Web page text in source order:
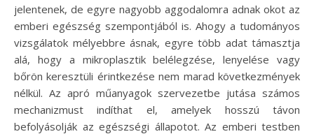
jelentenek, de egyre nagyobb aggodalomra adnak okot az
emberi egészség szempontjából is. Ahogy a tudományos
vizsgálatok mélyebbre ásnak, egyre több adat támasztja
alá, hogy a mikroplasztik belélegzése, lenyelése vagy
bőrön keresztüli érintkezése nem marad következmények
nélkül. Az apró műanyagok szervezetbe jutása számos
mechanizmust indíthat el, amelyek hosszú távon
befolyásolják az egészségi állapotot. Az emberi testben